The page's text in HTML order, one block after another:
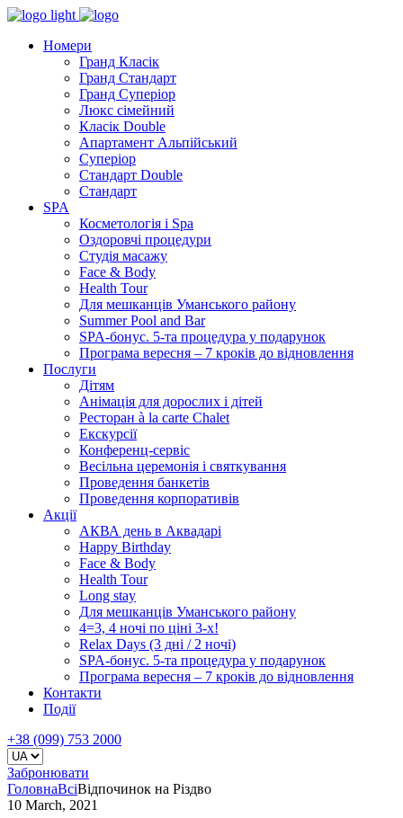
Номери
Гранд Класік
Гранд Стандарт
Гранд Суперіор
Люкс сімейний
Класік Double
Апартамент Альпійський
Суперіор
Стандарт Double
Стандарт
SPA
Косметологія і Spa
Оздоровчі процедури
Студія масажу
Face & Body
Health Tour
Для мешканців Уманського району
Summer Pool and Bar
SPA-бонус. 5-та процедура у подарунок
Програма вересня – 7 кроків до відновлення
Послуги
Дітям
Анімація для дорослих і дітей
Ресторан à la carte Chalet
Екскурсії
Конференц-сервіс
Весільна церемонія і святкування
Проведення банкетів
Проведення корпоративів
Акції
АКВА день в Аквадарі
Happy Birthday
Face & Body
Health Tour
Long stay
Для мешканців Уманського району
4=3, 4 ночі по ціні 3-х!
Relax Days (3 дні / 2 ночі)
SPA-бонус. 5-та процедура у подарунок
Програма вересня – 7 кроків до відновлення
Контакти
Події
+38 (099) 753 2000
Забронювати
ГоловнаВсіВідпочинок на Різдво
10 March, 2021